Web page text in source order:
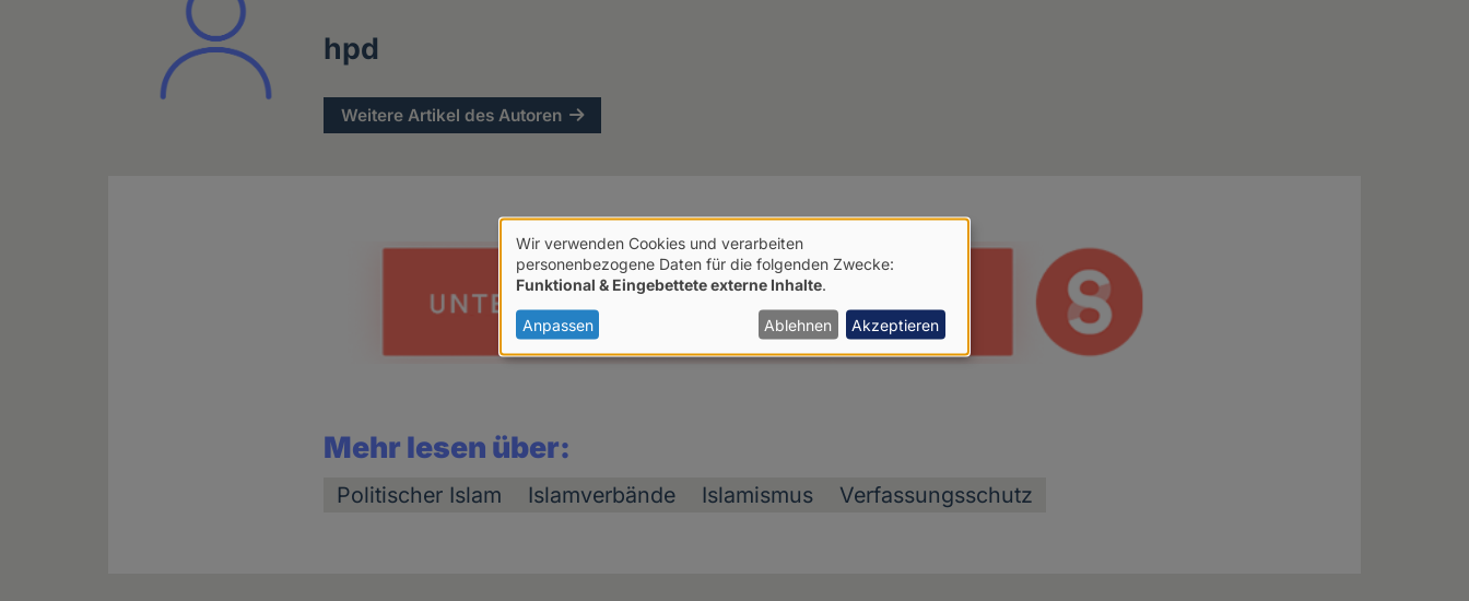
hpd
Weitere Artikel des Autoren
Mehr lesen über:
Politischer Islam Islamverbände Islamismus Verfassungsschutz
Verwendung
von
personenbezogenen
Daten
Wir verwenden Cookies und verarbeiten
personenbezogene Daten für die folgenden Zwecke:
Funktional & Eingebettete externe Inhalte.
Anpassen Ablehnen Akzeptieren